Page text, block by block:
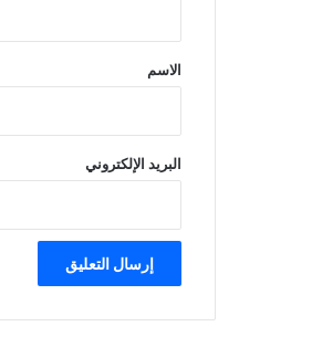
*
الاسم
البريد الإلكتروني